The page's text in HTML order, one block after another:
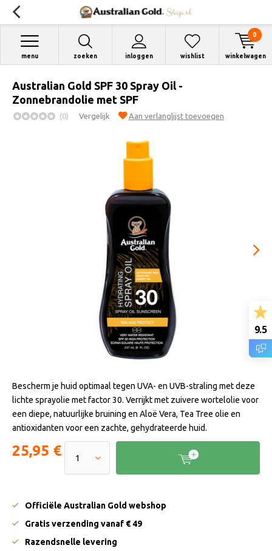
zoeken inloggen
menu wishlist winkelwagen
0
Australian Gold SPF 30 Spray Oil -
Zonnebrandolie met SPF
(0) Vergelijk Aan verlanglijst toevoegen
Bescherm je huid optimaal tegen UVA- en UVB-straling met deze
lichte sprayolie met factor 30. Verrijkt met zuivere wortelolie voor
een diepe, natuurlijke bruining en Aloë Vera, Tea Tree olie en
antioxidanten voor een zachte, gehydrateerde huid.
25,95 €
Officiële Australian Gold webshop
Gratis verzending vanaf € 49
Razendsnelle levering
9.5